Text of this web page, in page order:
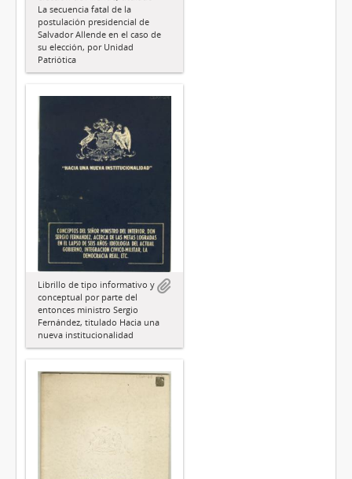
La secuencia fatal de la
postulación presidencial de
Salvador Allende en el caso de
su elección, por Unidad
Patriótica
Librillo de tipo informativo y
conceptual por parte del
entonces ministro Sergio
Fernández, titulado Hacia una
nueva institucionalidad